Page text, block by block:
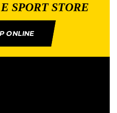
SPORT STORE
ONLINE